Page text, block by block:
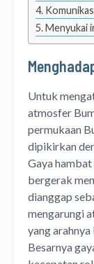
Menyukai
Untuk
atmosfer
permukaan
dipikirkan
Gaya
bergerak
dianggap
mengarungi
yang
Besarnya